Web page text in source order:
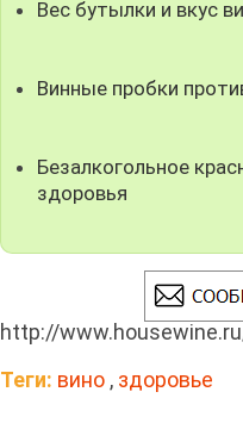
Вес бутылки и вкус
Винные пробки
Безалкогольное
здоровья
http://
Теги: вино , здоровье